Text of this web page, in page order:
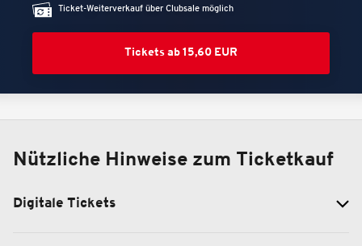
Ticket-Weiterverkauf über Clubsale möglich
Tickets ab 15,60 EUR
Nützliche Hinweise zum Ticketkauf
Digitale Tickets